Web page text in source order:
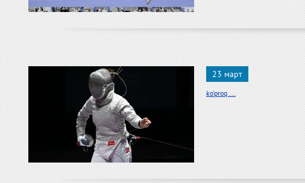
23 март
ko'proq ...